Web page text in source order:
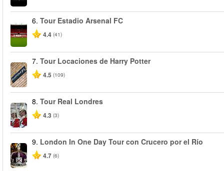
6. Tour Estadio Arsenal FC
4.4 (41)
7. Tour Locaciones de Harry Potter
4.5 (109)
8. Tour Real Londres
4.3 (3)
9. London In One Day Tour con Crucero por el Río
4.7 (6)